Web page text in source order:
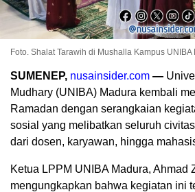
Foto. Shalat Tarawih di Mushalla Kampus UNIBA
SUMENEP, nusainsider.com —
Mudhary (UNIBA) Madura kembali
Ramadan dengan serangkaian
sosial yang melibatkan seluruh
dari dosen, karyawan, hingga
Ketua LPPM UNIBA Madura, Ahmad
mengungkapkan bahwa kegiatan ini